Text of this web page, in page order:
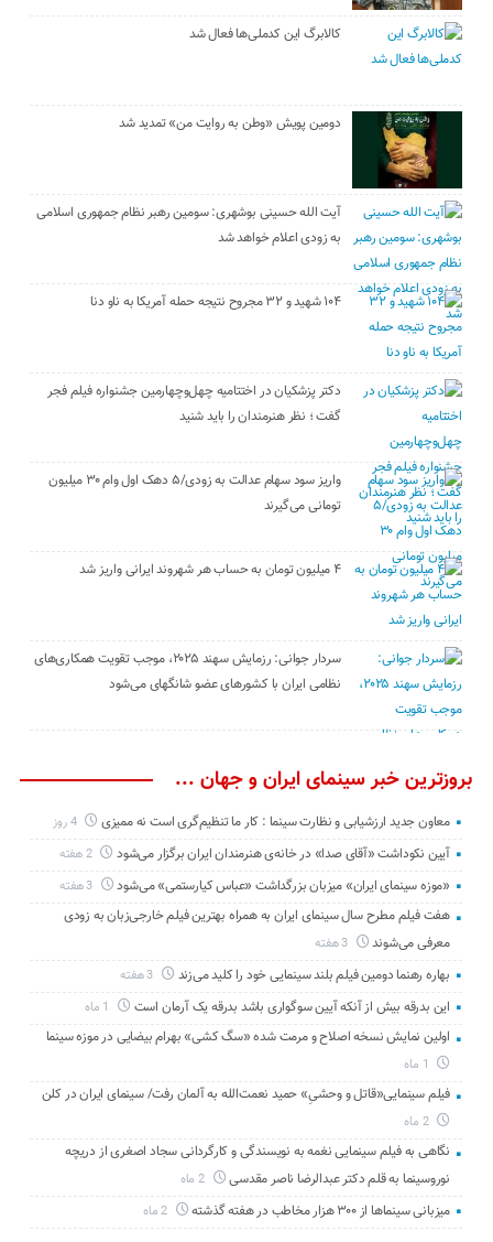
کالابرگ این کدملی‌ها فعال شد
دومین پویش «وطن به روایت من» تمدید شد
آیت الله حسینی بوشهری: سومین رهبر نظام جمهوری اسلامی
به زودی اعلام خواهد شد
۱۰۴ شهید و ۳۲ مجروح نتیجه حمله آمریکا به ناو دنا
دکتر پزشکیان در اختتامیه چهل‌وچهارمین جشنواره فیلم فجر
گفت ؛ نظر هنرمندان را باید شنید
واریز سود سهام عدالت به زودی/۵ دهک اول وام ۳۰ میلیون
تومانی می‌گیرند
۴ میلیون تومان به حساب هر شهروند ایرانی واریز شد
سردار جوانی: رزمایش سهند ۲۰۲۵، موجب تقویت همکاری‌های
نظامی ایران با کشور‌های عضو شانگهای می‌شود
بروزترین خبر سینمای ایران و جهان ...
معاون جدید ارزشیابی و نظارت سینما : کار ما تنظیم‌گری است نه ممیزی 4 روز
آیین نکوداشت «آقای صدا» در خانه‌ی هنرمندان ایران برگزار می‌شود 2 هفته
«موزه سینمای ایران» میزبان بزرگداشت «عباس کیارستمی» می‌شود 3 هفته
هفت فیلم مطرح سال سینمای ایران به همراه بهترین فیلم خارجی‌زبان به زودی
معرفی می‌شوند
3 هفته
بهاره رهنما دومین فیلم بلند سینمایی خود را کلید می‌زند
این بدرقه بیش از آنکه آیین سوگواری باشد بدرقه یک آرمان است
اولین نمایش نسخه اصلاح و مرمت شده «سگ کشی» بهرام بیضایی در موزه سینما
فیلم سینمایی«قاتل و وحشیِ» حمید نعمت‌الله به آلمان رفت/ سینمای ایران در کلن
2 ماه
نگاهی به فیلم سینمایی نغمه به نویسندگی و کارگردانی سجاد اصغری از دریچه
نوروسینما به قلم دکتر عبدالرضا ناصر مقدسی
2 ماه
میزبانی سینماها از ۳۰۰ هزار مخاطب در هفته گذشته 2 ماه